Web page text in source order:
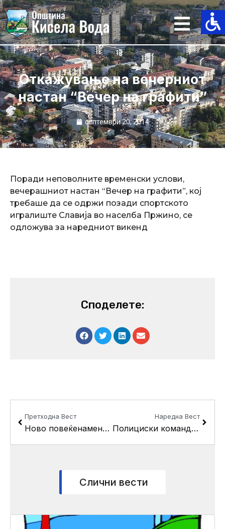
Skip
to
content
Откажување на вечерниот
настан “Вечер на графити”
септември 20, 2014
Поради неповолните временски услови,
вечерашниот настан “Вечер на графити”, кој
требаше да се одржи позади спортското
игралиште Славија во населба Пржино, се
одложува за наредниот викенд
Споделете:
Претходна Вест
Ново повеќенаменско игралиште и реконструиран енергетски ефикасен објект во П.О.У “К.Ј. Питу” во н.Црниче
Наредна Вест
Полициски командир од Јужен Хасен, Германија на средба со Градоначалникот Беличанец
Слични вести